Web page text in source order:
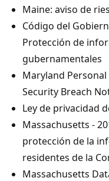
Maine: aviso de
Código del
Protección de
gubernamentales
Maryland
Security Breach
Ley de privacidad
Massachusetts -
protección de la
residentes de la
Massachusetts